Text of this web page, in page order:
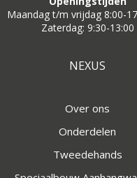
Maandag t/m vrijdag 8:00-
Zaterdag: 9:30-13:00
NEXUS
Over ons
Onderdelen
Tweedehands